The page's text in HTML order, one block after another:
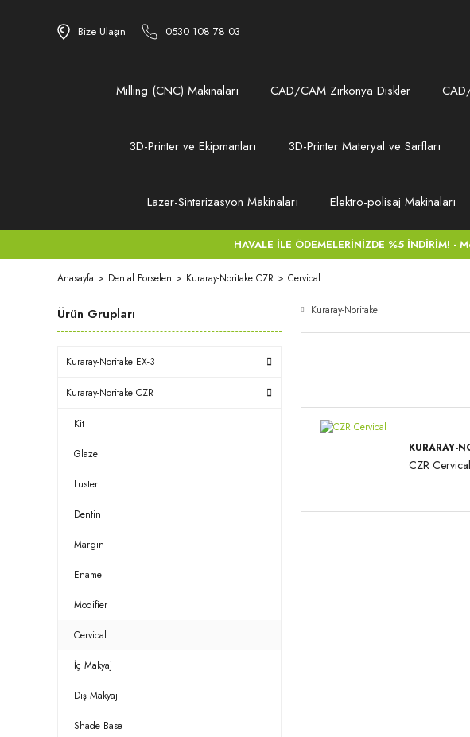
Bize Ulaşın 0530 108 78 03
Milling (CNC) Makinaları CAD/CAM Zirkonya Diskler
3D-Printer ve Ekipmanları 3D-Printer Materyal ve Sarfları
Lazer-Sinterizasyon Makinaları Elektro-polisaj Makinaları
HAVALE İLE ÖDEMELERİNİZDE %5 İNDİRİM!
Anasayfa Dental Porselen Kuraray-Noritake CZR Cervical
Ürün Grupları
Kuraray-Noritake EX-3
Kuraray-Noritake CZR
Kit
Glaze
Luster
Dentin
Margin
Enamel
Modifier
Cervical
İç Makyaj
Dış Makyaj
Shade Base
Kuraray-Noritake
KURARAY-
CZR Cervical